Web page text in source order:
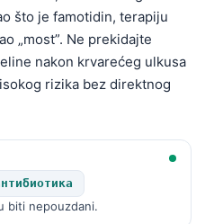
što je famotidin, terapiju
„most”. Ne prekidajte
nakon krvarećeg ulkusa
rizika bez direktnog
biti nepouzdani.